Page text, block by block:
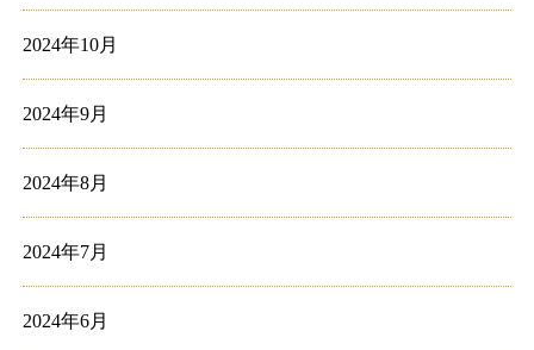
2024年10月
2024年9月
2024年8月
2024年7月
2024年6月